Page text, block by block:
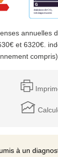
annuelles
et 6320€.
compris).
à un